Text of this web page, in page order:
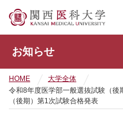
お知らせ
HOME
大学全体
令和8年度医学部一般選抜試験（
（後期）第1次試験合格発表